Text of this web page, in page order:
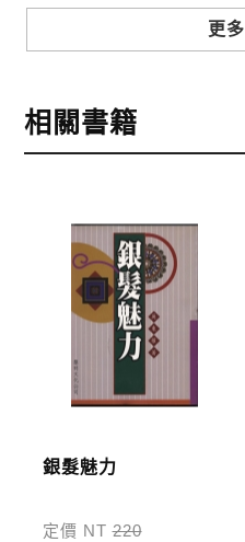
2.銀行轉帳:選擇銀行轉帳
五碼，並於三日內完成匯
劃撥單，匯款者大名請填
核銷作業。
完成訂購
訂購完成後，可至會員專
訂單處理的狀態。
運費說明:
包裹運送，一律免運費；
更
相關書籍
銀髮魅力
定價 NT220